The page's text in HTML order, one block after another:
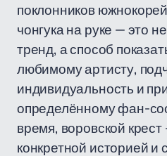
поклонников
чонгука на руке — это
тренд, а способ
любимому артисту,
индивидуальность и
определённому фан-
время, воровской
конкретной историей